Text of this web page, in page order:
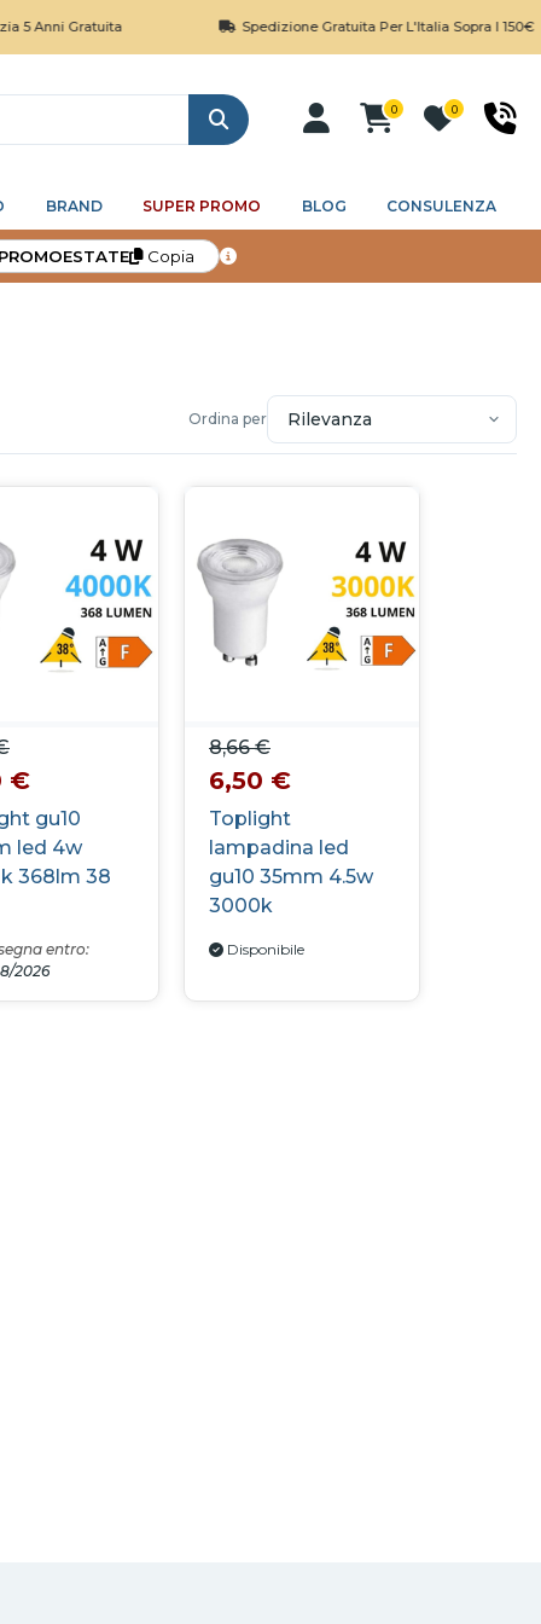
Anni Gratuita Spedizione Gratuita Per L'Italia Sopra I 150€
Cerca
0 0
BRAND SUPER PROMO BLOG CONSULENZA
Copia
Ordina per
gu10
led 4w
368lm 38
€
entro:
2026
Toplight
lampadina led
gu10 35mm 4.5w
3000k
8,66 €
6,50 €
Disponibile